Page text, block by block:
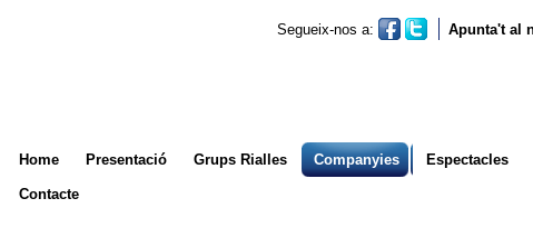
Segueix-nos a: Apunta't al
Home Presentació Grups Rialles Companyies Espectacles
Contacte